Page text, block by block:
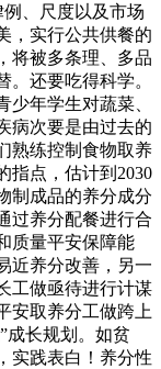
、尺度以及市场
，实行公共供餐的
将被多条理、多品
还要吃得科学。
少年学生对蔬菜、
病次要是由过去的
熟练控制食物取养
指点，估计到2030
制成品的养分成分
过养分配餐进行合
质量平安保障能
近养分改善，另一
工做亟待进行计谋
安取养分工做跨上
成长规划。如贫
实践表白！养分性